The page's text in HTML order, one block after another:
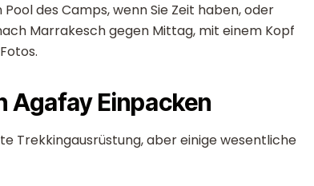
Pool des Camps, wenn Sie Zeit haben, oder
Marrakesch gegen Mittag, mit einem Kopf
Agafay Einpacken
Trekkingausrüstung, aber einige wesentliche